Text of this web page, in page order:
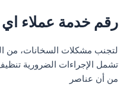
رقم خدمة عملاء
لتجنب مشكلات السخانات، من
تشمل الإجراءات الضرورية
من أن عناصر